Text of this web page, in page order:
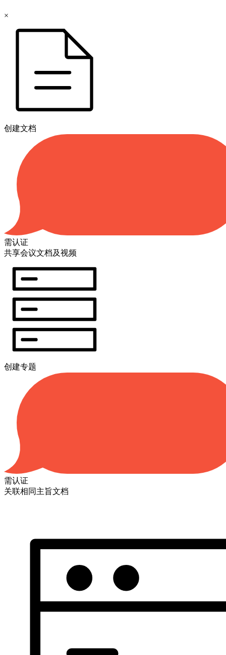
×
创建文档
需认证
共享会议文档及视频
创建专题
需认证
关联相同主旨文档